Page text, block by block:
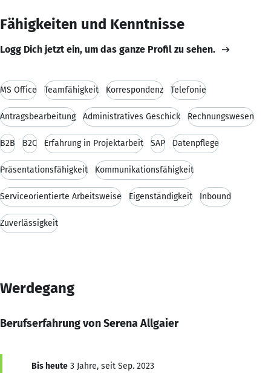
Fähigkeiten und Kenntnisse
Logg Dich jetzt ein, um das ganze Profil zu sehen.
MS Office Teamfähigkeit Korrespondenz Telefonie
Antragsbearbeitung Administratives Geschick Rechnungswesen
B2B B2C Erfahrung in Projektarbeit SAP Datenpflege
Präsentationsfähigkeit Kommunikationsfähigkeit
Serviceorientierte Arbeitsweise Eigenständigkeit Inbound
Zuverlässigkeit
Werdegang
Berufserfahrung von Serena Allgaier
Bis heute 3 Jahre, seit Sep. 2023